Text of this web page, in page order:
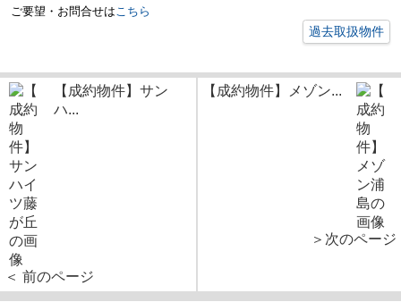
ご要望・お問合せはこちら
過去取扱物件
【成約物件】サン
ハ...
＜ 前のページ
【成約物件】メゾン...
＞次のページ